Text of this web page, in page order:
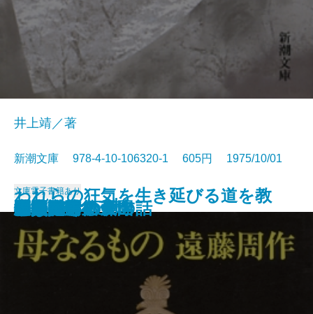
人間そっくり
櫻守
おのぞみの結末
俗物図鑑
眼の気流
人生論
われらの狂気を生き延びる道を教
えよ
あとのない仮名
仮装集団
後白河院
井上靖／著
新潮文庫 978-4-10-106320-1 605円 1975/10/01
文庫電子書籍あり
母なるもの
悪魔のいる天国
高熱隧道
花埋み
愛の試み
恋人たちの森
ここだけの女の話
小泉八雲集
家族八景
役員室午後三時